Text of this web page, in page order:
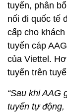
tuyến, phân
nối đi quốc tế
cấp cho
tuyến cáp
của Viettel.
tuyến trên
“Sau khi AAG
tuyến tự